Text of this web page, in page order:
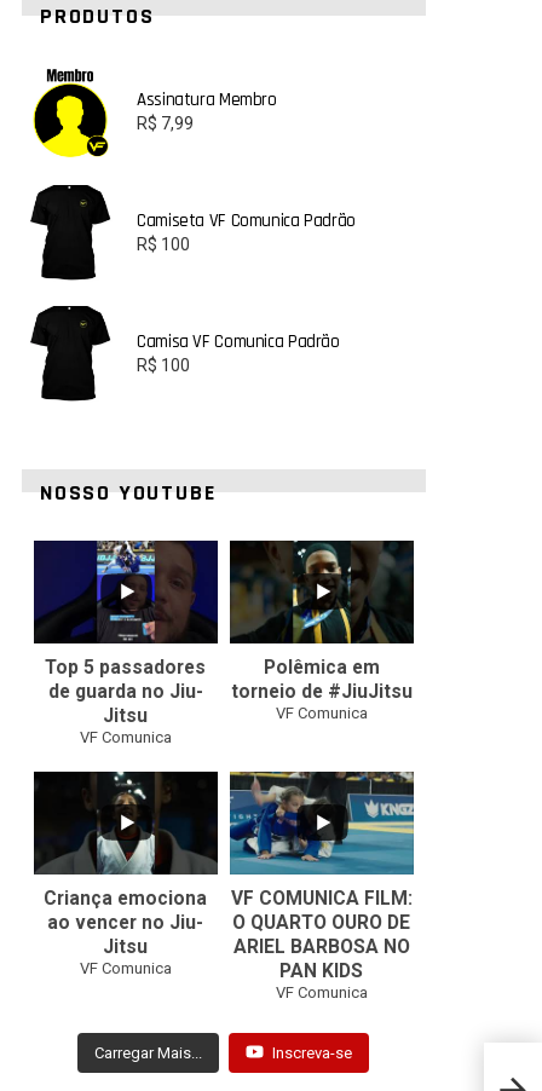
PRODUTOS
Assinatura Membro
R$ 7,99
Camiseta VF Comunica Padrão
R$ 100
Camisa VF Comunica Padrão
R$ 100
NOSSO YOUTUBE
1
Top 5 passadores
de guarda no Jiu-
Jitsu
VF Comunica
47 1
Polêmica em
torneio de #JiuJitsu
VF Comunica
0
Criança emociona
ao vencer no Jiu-
Jitsu
VF Comunica
...
0
VF COMUNICA FILM:
O QUARTO OURO DE
ARIEL BARBOSA NO
PAN KIDS
VF Comunica
Carregar Mais... Inscreva-se